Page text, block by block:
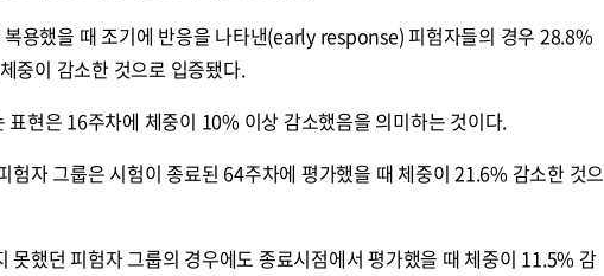
복용했을 때 조기에 반응을 나타낸(early response) 피험자들의 경우 28.8%
중이 감소한 것으로 입증됐다.
표현은 16주차에 체중이 10% 이상 감소했음을 의미하는 것이다.
험자 그룹은 시험이 종료된 64주차에 평가했을 때 체중이 21.6% 감소한 것으
못했던 피험자 그룹의 경우에도 종료시점에서 평가했을 때 체중이 11.5% 감